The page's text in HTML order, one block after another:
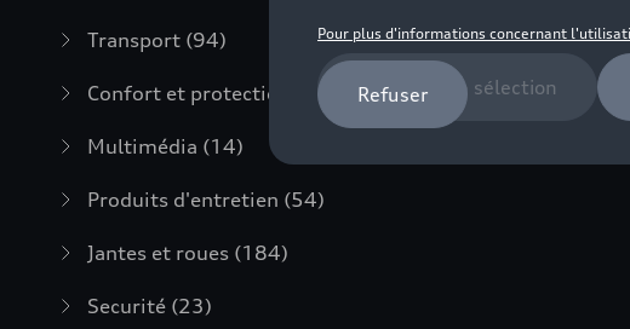
Transport (94)
Confort et protection (373)
Multimédia (14)
Produits d'entretien (54)
Jantes et roues (184)
Securité (23)